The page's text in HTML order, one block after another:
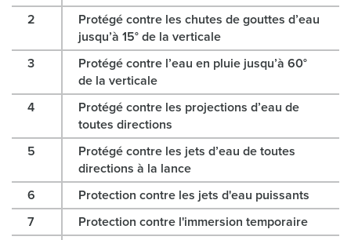
2
Protégé contre les chutes de gouttes d’eau
jusqu’à 15° de la verticale
3
Protégé contre l’eau en pluie jusqu’à 60°
de la verticale
4
Protégé contre les projections d’eau de
toutes directions
5
Protégé contre les jets d’eau de toutes
directions à la lance
6 Protection contre les jets d'eau puissants
7 Protection contre l'immersion temporaire